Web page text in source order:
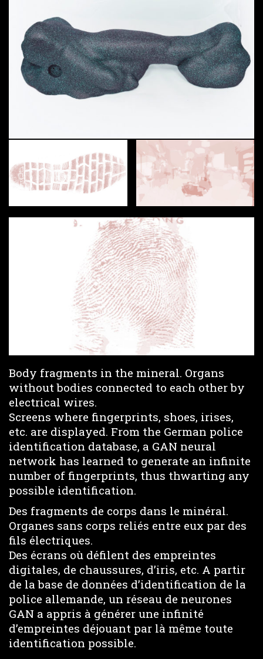
Body fragments in the mineral. Organs
without bodies connected to each other by
electrical wires.
Screens where fingerprints, shoes, irises,
etc. are displayed. From the German police
identification database, a GAN neural
network has learned to generate an infinite
number of fingerprints, thus thwarting any
possible identification.
Des fragments de corps dans le minéral.
Organes sans corps reliés entre eux par des
fils électriques.
Des écrans où défilent des empreintes
digitales, de chaussures, d’iris, etc. A partir
de la base de données d’identification de la
police allemande, un réseau de neurones
GAN a appris à générer une infinité
d’empreintes déjouant par là même toute
identification possible.